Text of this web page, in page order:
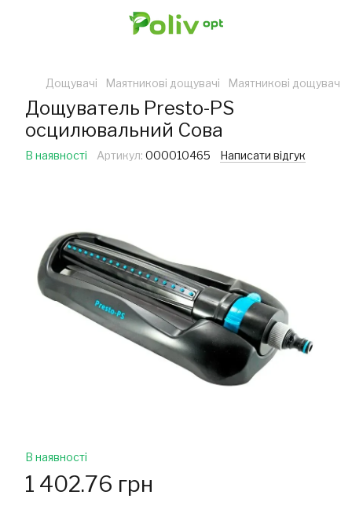
Дощувачі Маятникові дощувачі Маятникові дощувачі
Дощуватель Presto-PS
осцилювальний Сова
В наявності Артикул: 000010465 Написати відгук
В наявності
1 402.76 грн